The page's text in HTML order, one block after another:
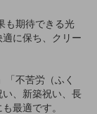
も期待できる光
に保ち、クリー
不苦労（ふく
、新築祝い、長
最適です。